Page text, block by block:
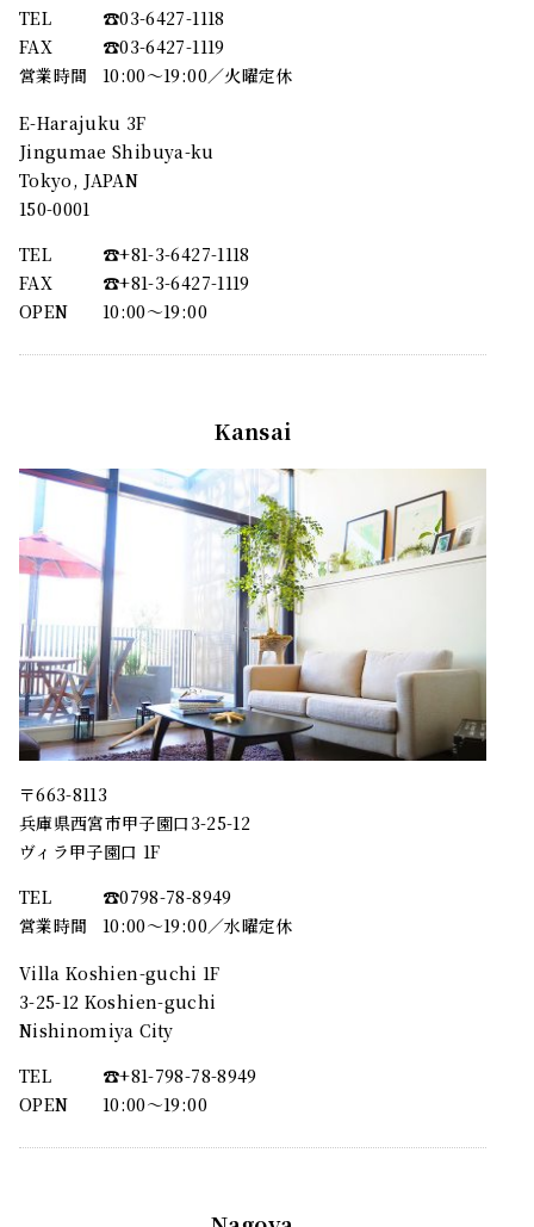
TEL
☎︎03-6427-1118
FAX
☎︎03-6427-1119
営業時間
10:00～19:00／火曜定休
E-Harajuku 3F
Jingumae Shibuya-ku
Tokyo, JAPAN
150-0001
TEL
☎︎+81-3-6427-1118
FAX
☎︎+81-3-6427-1119
OPEN
10:00〜19:00
Kansai
〒663-8113
兵庫県西宮市甲子園口3-25-12
ヴィラ甲子園口 1F
TEL
☎︎0798-78-8949
営業時間
10:00～19:00／水曜定休
Villa Koshien-guchi 1F
3-25-12 Koshien-guchi
Nishinomiya City
TEL
☎︎+81-798-78-8949
OPEN
10:00〜19:00